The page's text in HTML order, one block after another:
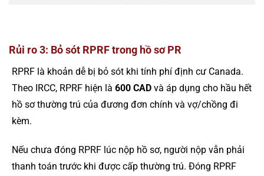
Rủi ro 3: Bỏ sót RPRF trong hồ sơ PR
RPRF là khoản dễ bị bỏ sót khi tính phí định cư Canada.
Theo IRCC, RPRF hiện là 600 CAD và áp dụng cho hầu hết
hồ sơ thường trú của đương đơn chính và vợ/chồng đi
kèm.
Nếu chưa đóng RPRF lúc nộp hồ sơ, người nộp vẫn phải
thanh toán trước khi được cấp thường trú. Đóng RPRF